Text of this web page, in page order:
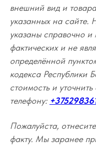
внешний вид и
указанных на сайте.
указаны справочно и
фактических и не
определённой
кодекса Республики
стоимость и
телефону:
Пожалуйста,
факту. Мы заранее